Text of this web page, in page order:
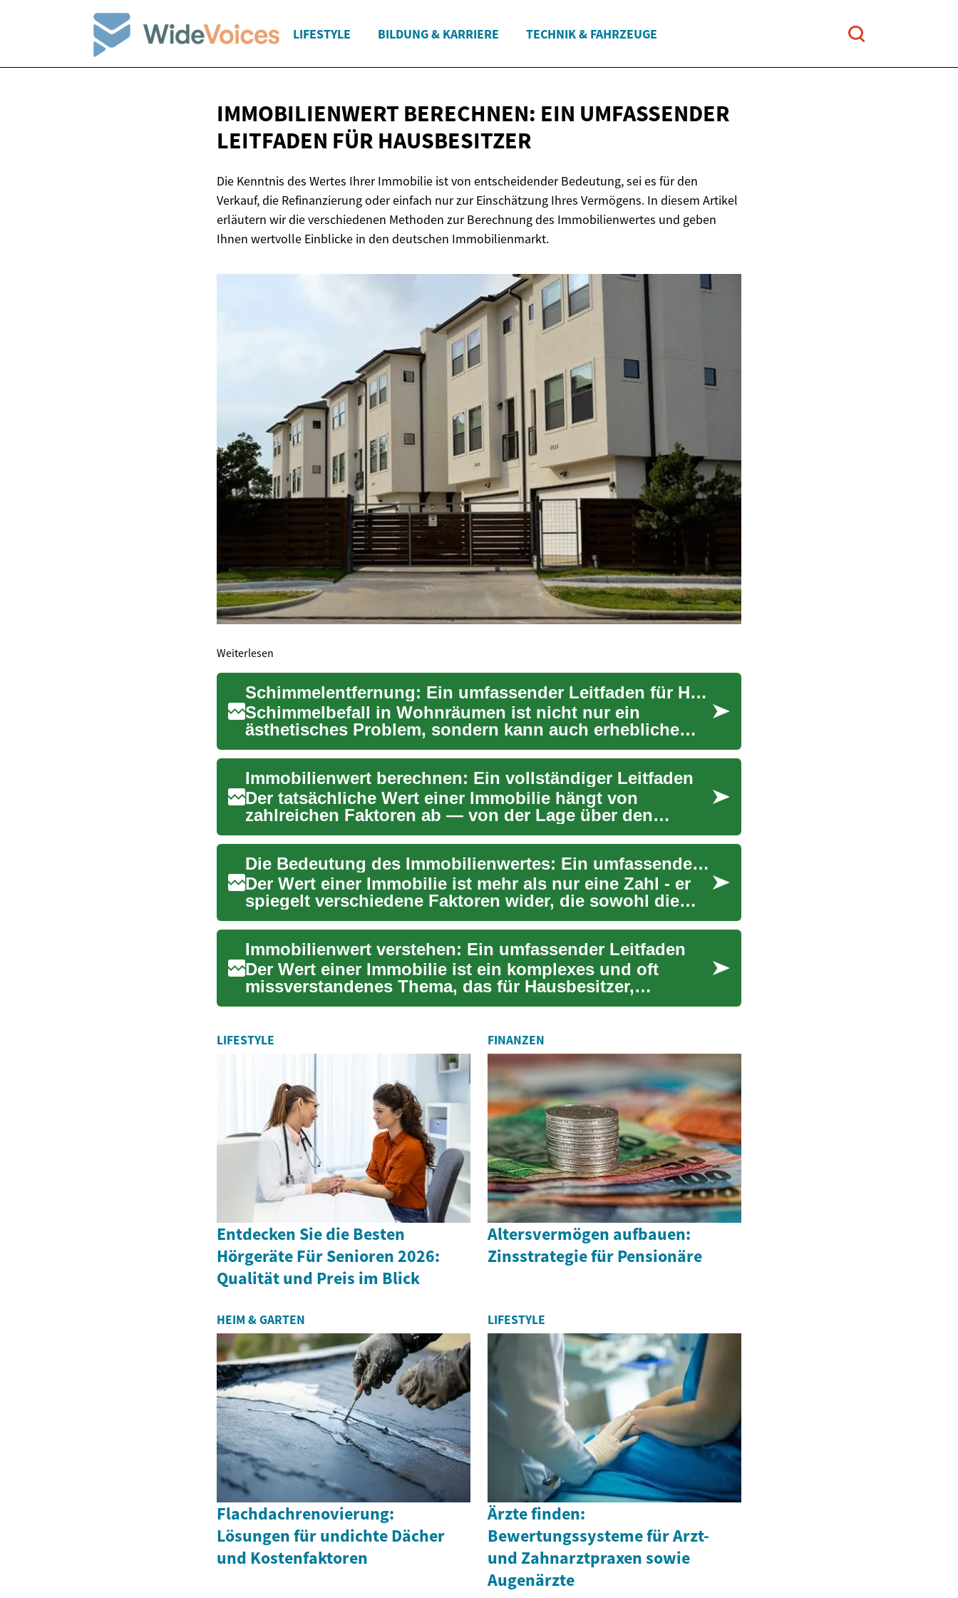
LIFESTYLE BILDUNG & KARRIERE TECHNIK & FAHRZEUGE
IMMOBILIENWERT BERECHNEN: EIN UMFASSENDER
LEITFADEN FÜR HAUSBESITZER
Die Kenntnis des Wertes Ihrer Immobilie ist von entscheidender Bedeutung, sei es für den
Verkauf, die Refinanzierung oder einfach nur zur Einschätzung Ihres Vermögens. In diesem Artikel
erläutern wir die verschiedenen Methoden zur Berechnung des Immobilienwertes und geben
Ihnen wertvolle Einblicke in den deutschen Immobilienmarkt.
Weiterlesen
Schimmelentfernung: Ein umfassender Leitfaden für Hausbesitzer
Schimmelbefall in Wohnräumen ist nicht nur ein
ästhetisches Problem, sondern kann auch erhebliche
gesundheitliche Ris...
Immobilienwert berechnen: Ein vollständiger Leitfaden
Der tatsächliche Wert einer Immobilie hängt von
zahlreichen Faktoren ab — von der Lage über den
baulichen Zustand bis...
Die Bedeutung des Immobilienwertes: Ein umfassender Leitfaden
Der Wert einer Immobilie ist mehr als nur eine Zahl - er
spiegelt verschiedene Faktoren wider, die sowohl die
aktuell...
Immobilienwert verstehen: Ein umfassender Leitfaden
Der Wert einer Immobilie ist ein komplexes und oft
missverstandenes Thema, das für Hausbesitzer,
potenzielle Käufer u...
LIFESTYLE
Entdecken Sie die Besten
Hörgeräte Für Senioren 2026:
Qualität und Preis im Blick
FINANZEN
Altersvermögen aufbauen:
Zinsstrategie für Pensionäre
HEIM & GARTEN
Flachdachrenovierung:
Lösungen für undichte Dächer
und Kostenfaktoren
LIFESTYLE
Ärzte finden:
Bewertungssysteme für Arzt-
und Zahnarztpraxen sowie
Augenärzte